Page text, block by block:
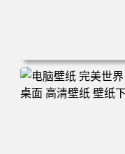
电脑壁纸 动漫 无限
鹿野师姐 电脑桌面 高